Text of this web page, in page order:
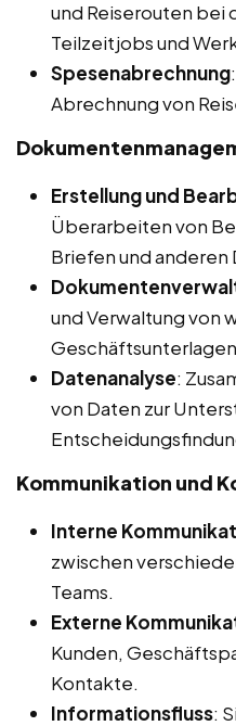
und Reiserouten bei
Teilzeitjobs und
Spesenabrechnung
Abrechnung von
Erstellung und
Überarbeiten von
Briefen und
und Verwaltung von
Datenanalyse:
von Daten zur
Kommunikation und
Interne
zwischen
Teams.
Externe
Kunden,
Kontakte.
Informationsfluss: